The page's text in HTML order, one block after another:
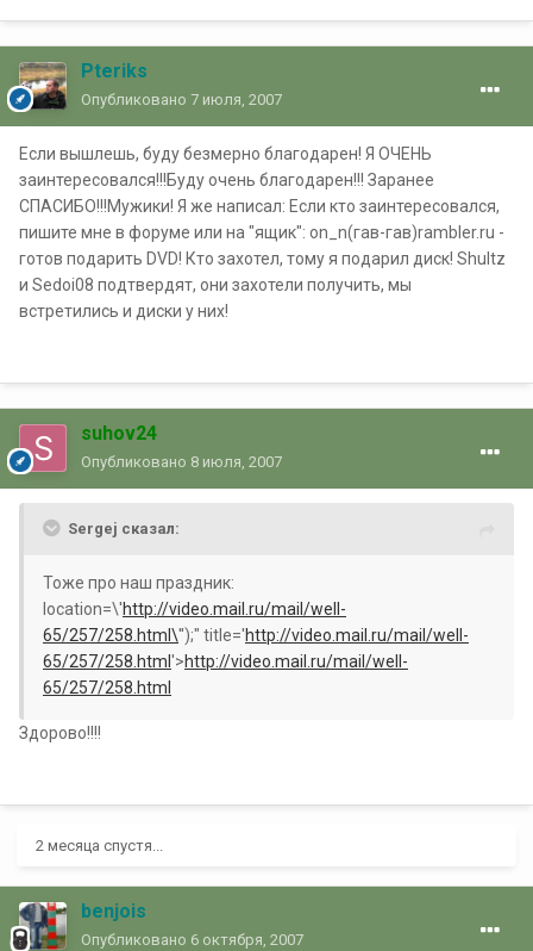
Pteriks
Опубликовано 7 июля, 2007
Если вышлешь, буду безмерно благодарен! Я ОЧЕНЬ
заинтересовался!!!Буду очень благодарен!!! Заранее
СПАСИБО!!!Мужики! Я же написал: Если кто заинтересовался,
пишите мне в форуме или на "ящик": on_n(гав-гав)rambler.ru -
готов подарить DVD! Кто захотел, тому я подарил диск! Shultz
и Sedoi08 подтвердят, они захотели получить, мы
встретились и диски у них!
suhov24
Опубликовано 8 июля, 2007
Sergej сказал:
Тоже про наш праздник:
location=\'http://video.mail.ru/mail/well-
65/257/258.html\'');" title='http://video.mail.ru/mail/well-
65/257/258.html '>http://video.mail.ru/mail/well-
65/257/258.html
Здорово!!!!
2 месяца спустя...
benjois
Опубликовано 6 октября, 2007